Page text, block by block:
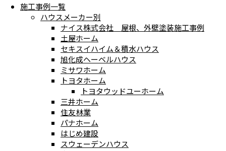
施工事例一覧
ハウスメーカー別
ナイス株式会社 屋根、外壁塗装施工事例
土屋ホーム
セキスイハイム＆積水ハウス
旭化成ヘーベルハウス
ミサワホーム
トヨタホーム
トヨタウッドユーホーム
三井ホーム
住友林業
パナホーム
はじめ建設
スウェーデンハウス